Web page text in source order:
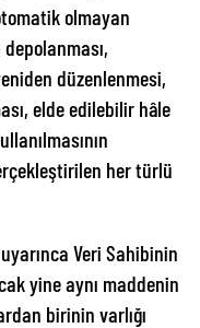
olmayan
düzenlenmesi,
elde edilebilir hâle
her türlü
Veri Sahibinin
yine aynı maddenin
birinin varlığı